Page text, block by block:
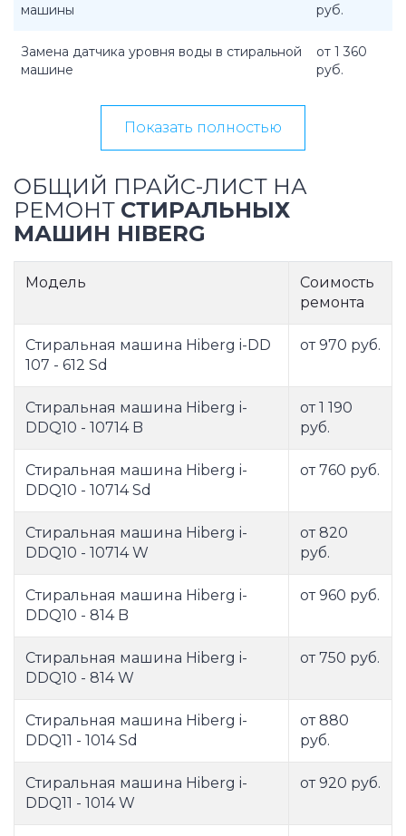
машины руб.
Замена датчика уровня воды в стиральной
машине
от 1 360
руб.
Показать полностью
ОБЩИЙ ПРАЙС-ЛИСТ НА
РЕМОНТ СТИРАЛЬНЫХ
МАШИН HIBERG
Модель
Соимость
ремонта
Стиральная машина Hiberg i-DD
107 - 612 Sd
от 970 руб.
Стиральная машина Hiberg i-
DDQ10 - 10714 B
от 1 190
руб.
Стиральная машина Hiberg i-
DDQ10 - 10714 Sd
от 760 руб.
Стиральная машина Hiberg i-
DDQ10 - 10714 W
от 820
руб.
Стиральная машина Hiberg i-
DDQ10 - 814 B
от 960 руб.
Стиральная машина Hiberg i-
DDQ10 - 814 W
от 750 руб.
Стиральная машина Hiberg i-
DDQ11 - 1014 Sd
от 880
руб.
Стиральная машина Hiberg i-
DDQ11 - 1014 W
от 920 руб.